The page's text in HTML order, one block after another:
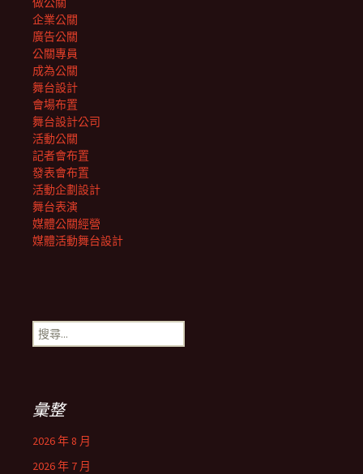
企業公關
廣告公關
公關專員
成為公關
舞台設計
會場布置
舞台設計公司
活動公關
記者會布置
發表會布置
活動企劃設計
舞台表演
媒體公關經營
媒體活動舞台設計
搜
尋
彙整
2026 年 8 月
2026 年 7 月